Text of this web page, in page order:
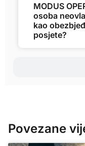
MODUS
osoba
kao
posjete?
Povezane